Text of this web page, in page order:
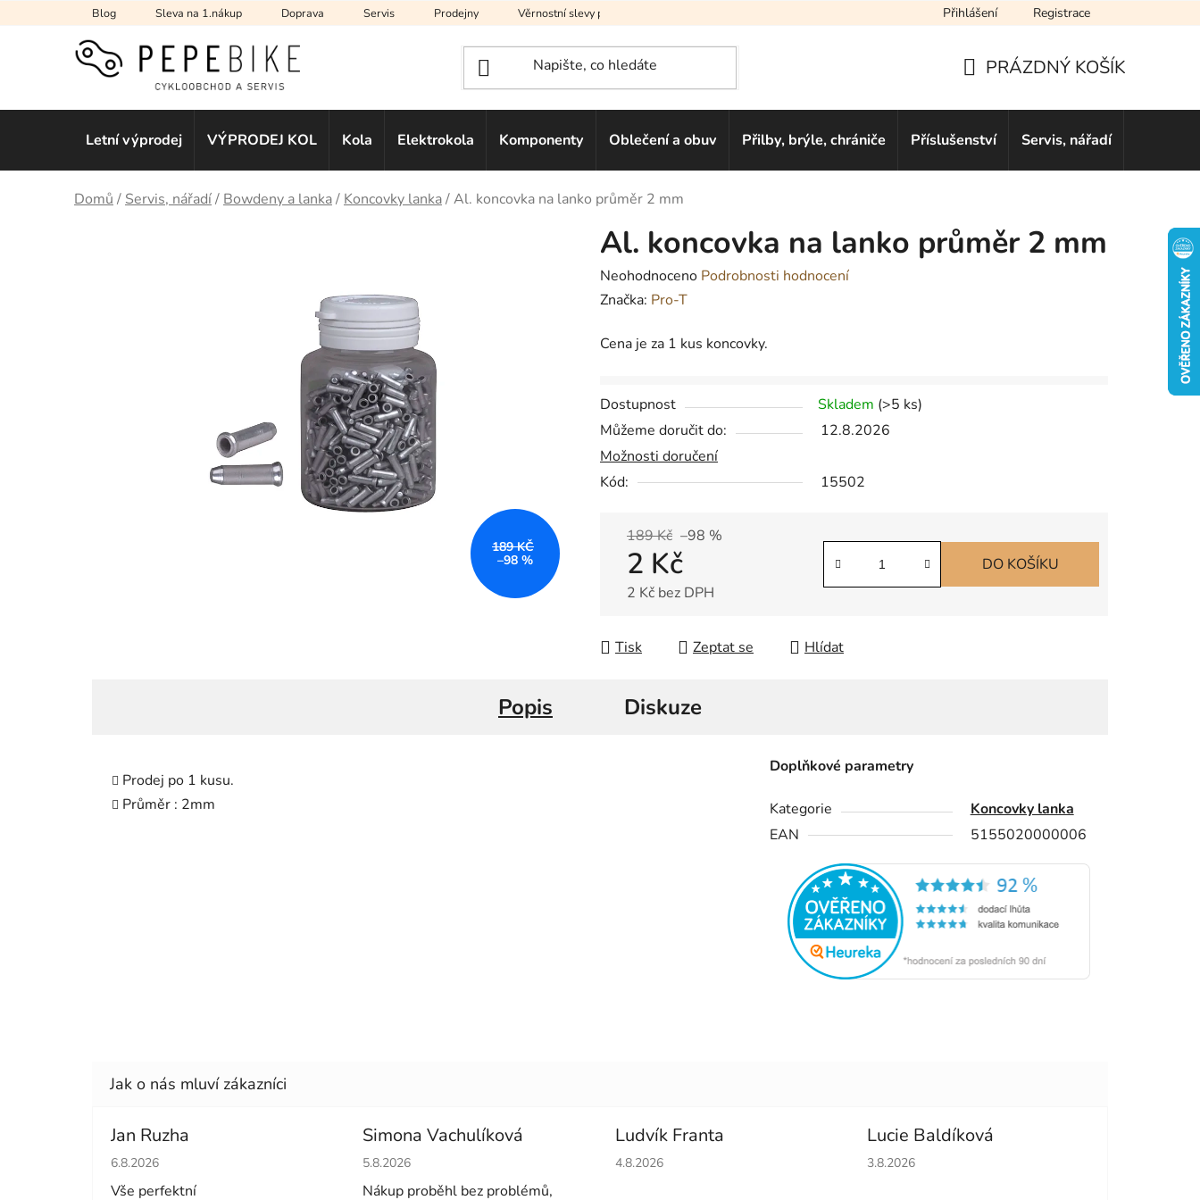
na
Blog Sleva na 1.nákup Doprava Servis Prodejny Věrnostní slevy pro vás Obchodní podmínky
Přihlášení Registrace
KOŠÍK
PRÁZDNÝ KOŠÍK
Letní výprodej VÝPRODEJ KOL Kola Elektrokola Komponenty Oblečení a obuv Přilby, brýle, chrániče Příslušenství Servis, nářadí
Domů / Servis, nářadí/ Bowdeny a lanka/ Koncovky lanka/Al. koncovka na lanko průměr 2 mm
Al. koncovka na lanko průměr 2 mm
Průměrné
hodnocení
je
z
5
Neohodnoceno Podrobnosti hodnocení
Značka: Pro-T
Cena je za 1 kus koncovky.
Dostupnost Skladem (>5 ks)
Můžeme doručit do:
12.8.2026
Možnosti doručení
Kód:
15502
189 Kč –98 %
2 Kč
2 Kč bez DPH
DO KOŠÍKU
Tisk Zeptat se Hlídat
189 KČ
–98 %
Popis Diskuze
Prodej po 1 kusu.
Průměr : 2mm
Doplňkové parametry
Kategorie
Koncovky lanka
EAN
5155020000006
Jan Ruzha
Hodnocení obchodu je 5 z 5 hvězdiček.
6.8.2026
Vše perfektní
Simona Vachulíková
Hodnocení obchodu je 5 z 5 hvězdiček.
5.8.2026
Nákup proběhl bez problémů,
Ludvík Franta
Hodnocení obchodu je 5 z 5 hvězdiček.
4.8.2026
Lucie Baldíková
Hodnocení obchodu je 5 z 5 hvězdiček.
3.8.2026